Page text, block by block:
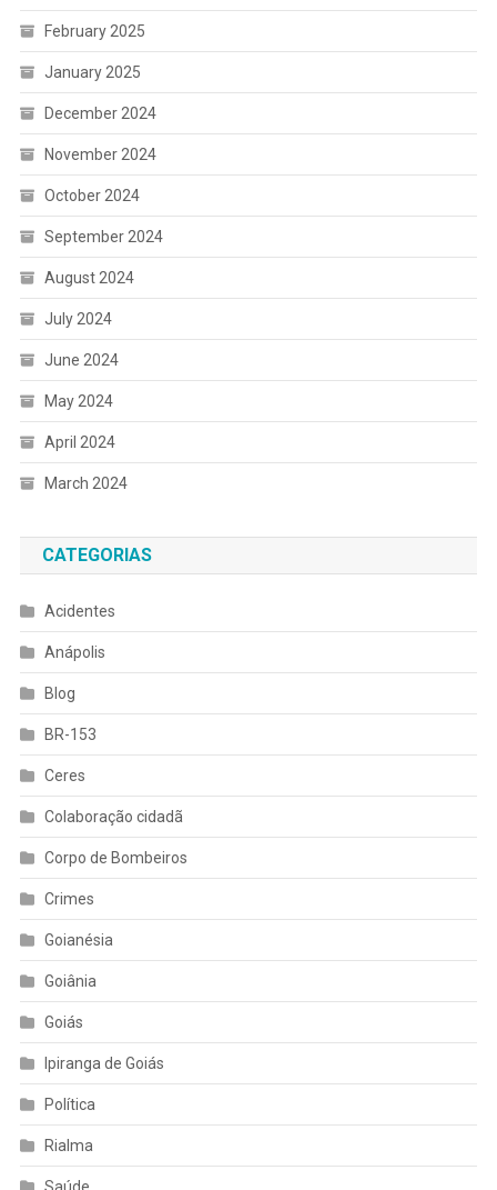
February 2025
January 2025
December 2024
November 2024
October 2024
September 2024
August 2024
July 2024
June 2024
May 2024
April 2024
March 2024
CATEGORIAS
Acidentes
Anápolis
Blog
BR-153
Ceres
Colaboração cidadã
Corpo de Bombeiros
Crimes
Goianésia
Goiânia
Goiás
Ipiranga de Goiás
Política
Rialma